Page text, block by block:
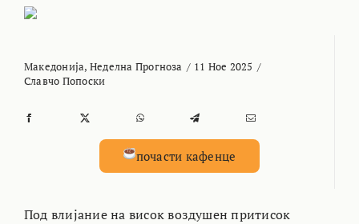
Македонија, Неделна Прогноза / 11 Ное 2025 /
Славчо Попоски
почасти кафенце
Под влијание на висок воздушен притисок